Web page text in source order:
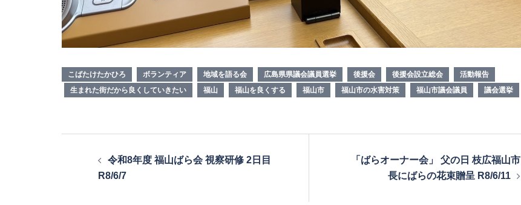
こばたけたかひろ ボランティア 地域を語る会 広島県県議会議員選挙 後援会 後援会設立総会
活動報告
生まれた街だから良くしていきたい
福山 福山を良くする 福山市 福山市の水害対策 福山市議会議員 議会選挙
令和8年度 福山ばら会 視察研修 2日目
R8/6/7
「ばらオーナー会」 父の日 枝広福山市
長にばらの花束贈呈 R8/6/11